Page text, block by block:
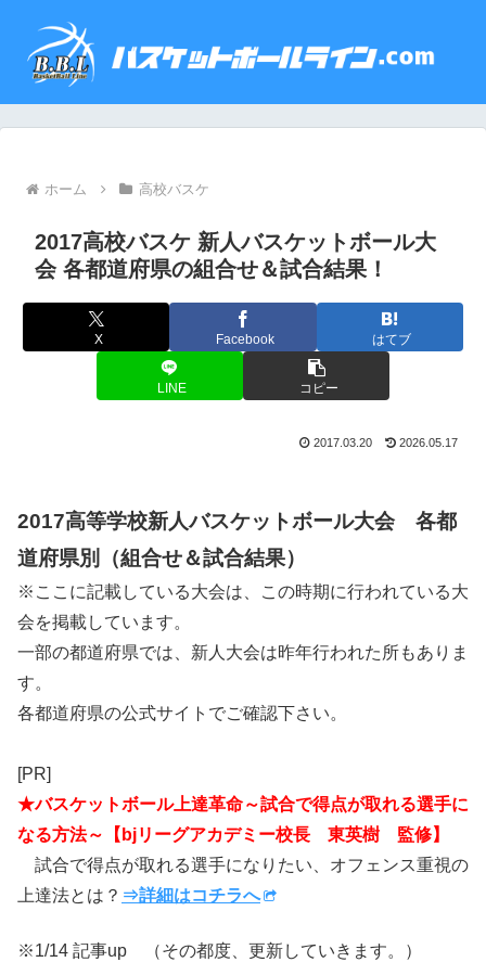
ホーム 高校バスケ
2017高校バスケ 新人バスケットボール大
会 各都道府県の組合せ＆試合結果！
X Facebook はてブ
LINE コピー
2017.03.20 2026.05.17
2017高等学校新人バスケットボール大会 各都
道府県別（組合せ＆試合結果）
※ここに記載している大会は、この時期に行われている大
会を掲載しています。
一部の都道府県では、新人大会は昨年行われた所もありま
す。
各都道府県の公式サイトでご確認下さい。
[PR]
★バスケットボール上達革命～試合で得点が取れる選手に
なる方法～【bjリーグアカデミー校長 東英樹 監修】
試合で得点が取れる選手になりたい、オフェンス重視の
上達法とは？ ⇒詳細はコチラへ
※1/14 記事up （その都度、更新していきます。）